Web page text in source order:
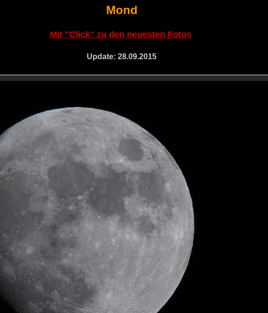
Mond
Mit "Click" zu den neuesten Fotos
Update: 28.09.2015